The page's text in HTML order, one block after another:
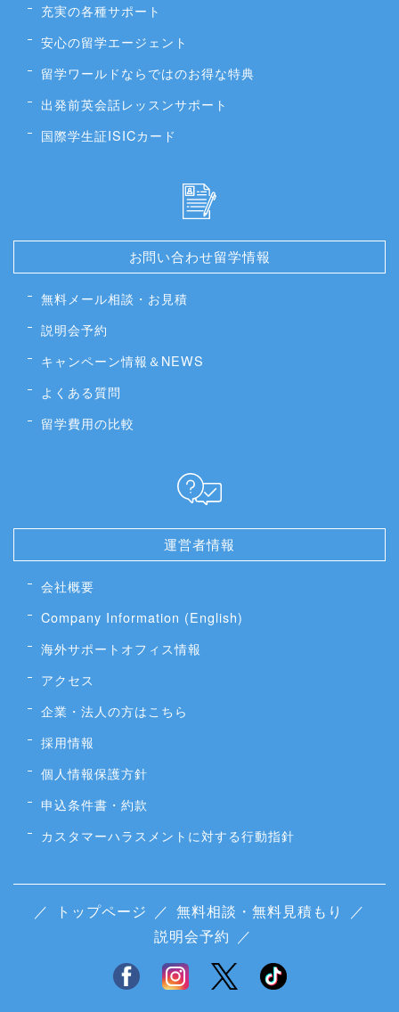
充実の各種サポート
安心の留学エージェント
留学ワールドならではのお得な特典
出発前英会話レッスンサポート
国際学生証ISICカード
お問い合わせ留学情報
無料メール相談・お見積
説明会予約
キャンペーン情報＆NEWS
よくある質問
留学費用の比較
運営者情報
会社概要
Company Information (English)
海外サポートオフィス情報
アクセス
企業・法人の方はこちら
採用情報
個人情報保護方針
申込条件書・約款
カスタマーハラスメントに対する行動指針
／ トップページ ／ 無料相談・無料見積もり
／
説明会予約 ／